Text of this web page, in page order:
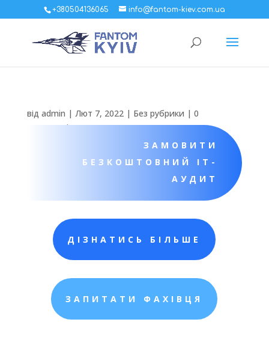
+380504136065 info@fantom-kiev.com.ua
від admin | Лют 7, 2022| Без рубрики | 0
коментарів
ЗАМОВИТИ
БЕЗКОШТОВНИЙ ІТ-
АУДИТ
ДІЗНАТИСЬ БІЛЬШЕ
ЗАПИТАТИ ФАХІВЦЯ